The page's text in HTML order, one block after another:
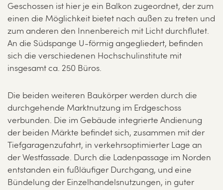
Geschossen ist hier je ein Balkon zugeordnet, der zum
einen die Möglichkeit bietet nach außen zu treten und
zum anderen den Innenbereich mit Licht durchflutet.
An die Südspange U-förmig angegliedert, befinden
sich die verschiedenen Hochschulinstitute mit
insgesamt ca. 250 Büros.
Die beiden weiteren Baukörper werden durch die
durchgehende Marktnutzung im Erdgeschoss
verbunden. Die im Gebäude integrierte Andienung
der beiden Märkte befindet sich, zusammen mit der
Tiefgaragenzufahrt, in verkehrsoptimierter Lage an
der Westfassade. Durch die Ladenpassage im Norden
entstanden ein fußläufiger Durchgang, und eine
Bündelung der Einzelhandelsnutzungen, in guter